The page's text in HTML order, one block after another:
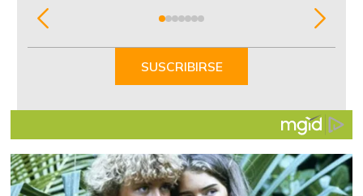
Item
SUSCRIBIRSE